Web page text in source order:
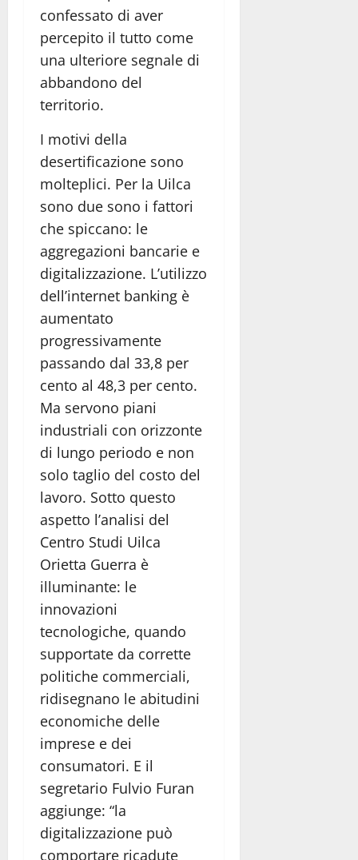
confessato di aver
percepito il tutto come
una ulteriore segnale di
abbandono del
territorio.
I motivi della
desertificazione sono
molteplici. Per la Uilca
sono due sono i fattori
che spiccano: le
aggregazioni bancarie e
digitalizzazione. L’utilizzo
dell’internet banking è
aumentato
progressivamente
passando dal 33,8 per
cento al 48,3 per cento.
Ma servono piani
industriali con orizzonte
di lungo periodo e non
solo taglio del costo del
lavoro. Sotto questo
aspetto l’analisi del
Centro Studi Uilca
Orietta Guerra è
illuminante: le
innovazioni
tecnologiche, quando
supportate da corrette
politiche commerciali,
ridisegnano le abitudini
economiche delle
imprese e dei
consumatori. E il
segretario Fulvio Furan
aggiunge: “la
digitalizzazione può
comportare ricadute